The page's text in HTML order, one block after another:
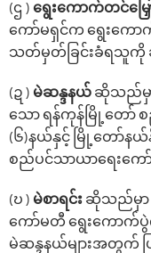
(ဌ ) ရွေး‌ကောက်တင်‌မ
ကော်မရှင်က ရွေးကေ
သတ်မှတ်ခြင်းခံရသူ
(ဍ ) မဲဆန္ဒနယ် ဆိုသည်မှ
သော ရန်ကုန်မြို့တော်
(၆)နယ်နှင့် မြို့တော်န
စည်ပင်သာယာရေးကေ
(ဎ ) မဲစာရင်း ဆိုသည်မှာ
ကော်မတီ ရွေး‌ကောက်
မဲဆန္ဒနယ်များအတွက်